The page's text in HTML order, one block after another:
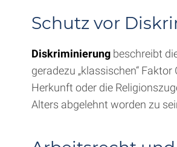
Schutz vor
Diskriminierung beschreibt
geradezu „klassischen“
Herkunft oder die
Alters abgelehnt worden zu